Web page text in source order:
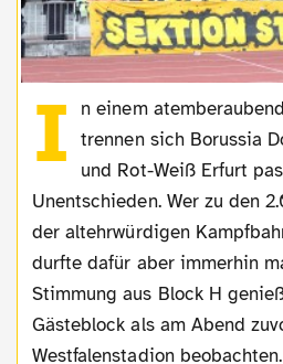
I
n einem
trennen sich Borussia
und Rot-Weiß Erfurt
Unentschieden. Wer zu den
der altehrwürdigen
durfte dafür aber immerhin
Stimmung aus Block H
Gästeblock als am Abend
Westfalenstadion